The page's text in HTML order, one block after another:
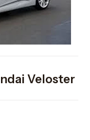
Veloster